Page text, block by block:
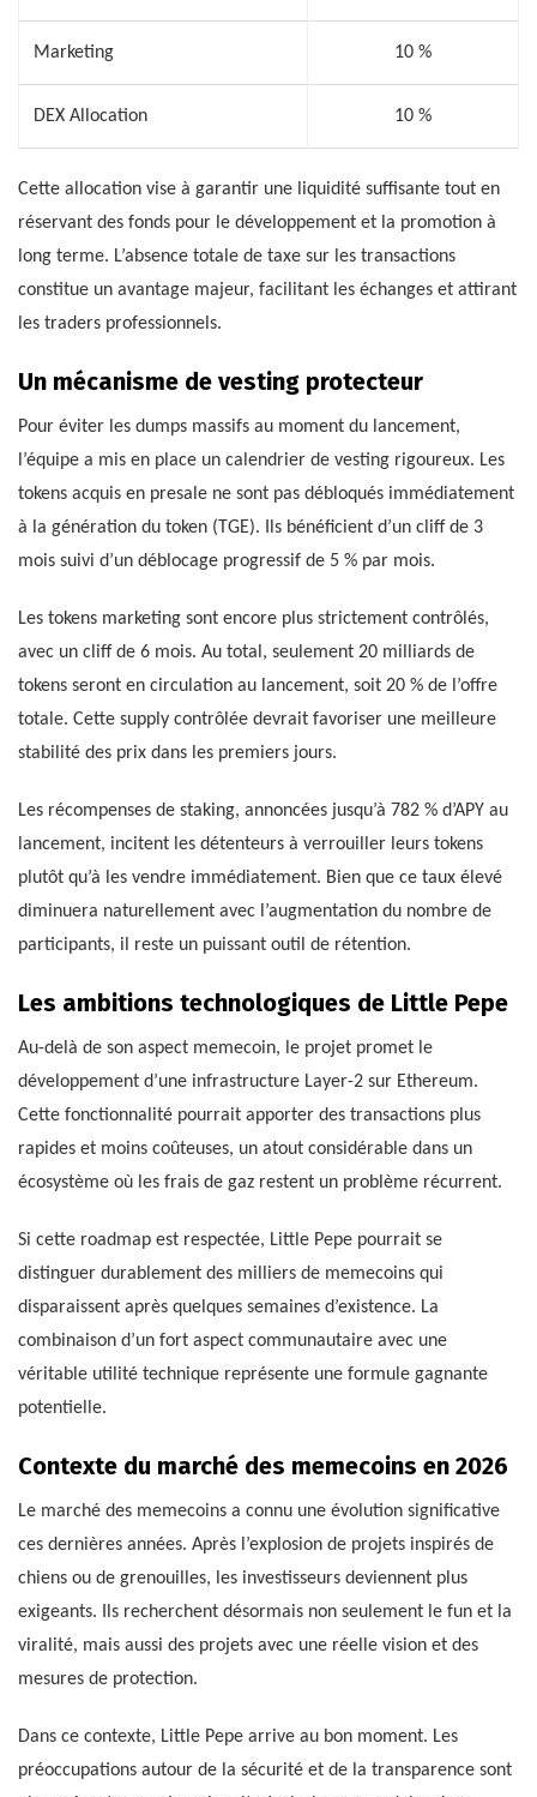
Marketing 10 %
DEX Allocation 10 %
Cette allocation vise à garantir une liquidité suffisante tout en
réservant des fonds pour le développement et la promotion à
long terme. L’absence totale de taxe sur les transactions
constitue un avantage majeur, facilitant les échanges et attirant
les traders professionnels.
Un mécanisme de vesting protecteur
Pour éviter les dumps massifs au moment du lancement,
l’équipe a mis en place un calendrier de vesting rigoureux. Les
tokens acquis en presale ne sont pas débloqués immédiatement
à la génération du token (TGE). Ils bénéficient d’un cliff de 3
mois suivi d’un déblocage progressif de 5 % par mois.
Les tokens marketing sont encore plus strictement contrôlés,
avec un cliff de 6 mois. Au total, seulement 20 milliards de
tokens seront en circulation au lancement, soit 20 % de l’offre
totale. Cette supply contrôlée devrait favoriser une meilleure
stabilité des prix dans les premiers jours.
Les récompenses de staking, annoncées jusqu’à 782 % d’APY au
lancement, incitent les détenteurs à verrouiller leurs tokens
plutôt qu’à les vendre immédiatement. Bien que ce taux élevé
diminuera naturellement avec l’augmentation du nombre de
participants, il reste un puissant outil de rétention.
Les ambitions technologiques de Little Pepe
Au-delà de son aspect memecoin, le projet promet le
développement d’une infrastructure Layer-2 sur Ethereum.
Cette fonctionnalité pourrait apporter des transactions plus
rapides et moins coûteuses, un atout considérable dans un
écosystème où les frais de gaz restent un problème récurrent.
Si cette roadmap est respectée, Little Pepe pourrait se
distinguer durablement des milliers de memecoins qui
disparaissent après quelques semaines d’existence. La
combinaison d’un fort aspect communautaire avec une
véritable utilité technique représente une formule gagnante
potentielle.
Contexte du marché des memecoins en 2026
Le marché des memecoins a connu une évolution significative
ces dernières années. Après l’explosion de projets inspirés de
chiens ou de grenouilles, les investisseurs deviennent plus
exigeants. Ils recherchent désormais non seulement le fun et la
viralité, mais aussi des projets avec une réelle vision et des
mesures de protection.
Dans ce contexte, Little Pepe arrive au bon moment. Les
préoccupations autour de la sécurité et de la transparence sont